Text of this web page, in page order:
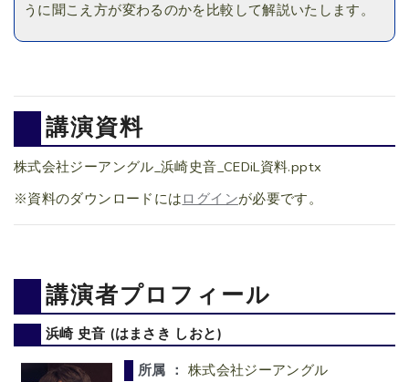
うに聞こえ方が変わるのかを比較して解説いたします。
講演資料
株式会社ジーアングル_浜崎史音_CEDiL資料.pptx
※資料のダウンロードには ログインが必要です。
講演者プロフィール
浜崎 史音 (はまさき しおと)
所属 ： 株式会社ジーアングル